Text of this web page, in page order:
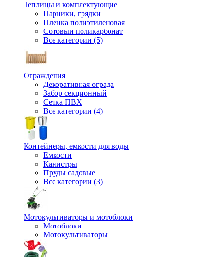
Теплицы и комплектующие
Парники, грядки
Пленка полиэтиленовая
Сотовый поликарбонат
Все категории (5)
Ограждения
Декоративная ограда
Забор секционный
Сетка ПВХ
Все категории (4)
Контейнеры, емкости для воды
Емкости
Канистры
Пруды садовые
Все категории (3)
Мотокультиваторы и мотоблоки
Мотоблоки
Мотокультиваторы